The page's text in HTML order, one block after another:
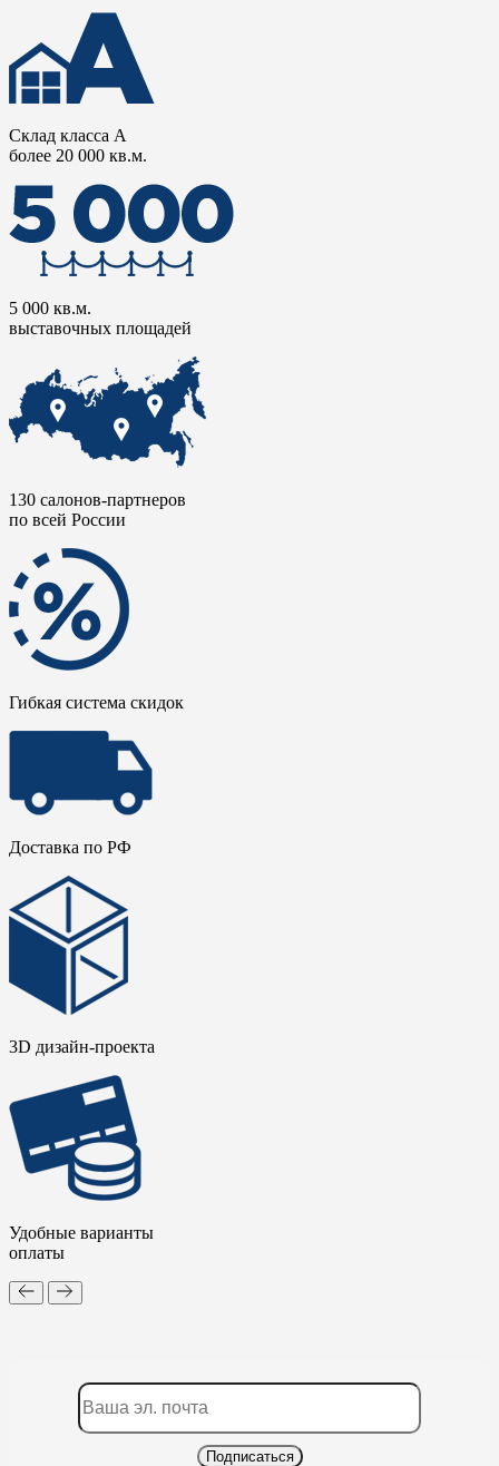
Склад класса А
более 20 000 кв.м.
5 000 кв.м.
выставочных площадей
130 салонов-партнеров
по всей России
Гибкая система скидок
Доставка по РФ
3D дизайн-проекта
Удобные варианты
оплаты
Подписаться